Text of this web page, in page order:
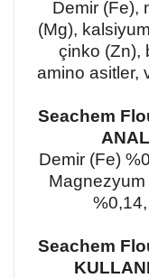
Demir (Fe),
(Mg),
çinko (Zn),
amino asitler,
Seachem
Demir (Fe)
Seachem